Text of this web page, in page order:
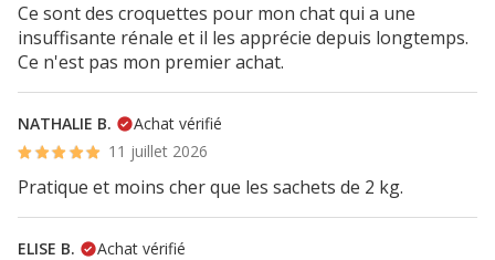
Ce sont des croquettes pour mon chat qui a une
insuffisante rénale et il les apprécie depuis longtemps.
Ce n'est pas mon premier achat.
NATHALIE B.
Achat vérifié
11 juillet 2026
Pratique et moins cher que les sachets de 2 kg.
ELISE B.
Achat vérifié